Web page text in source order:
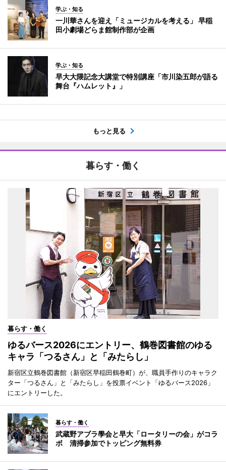
学ぶ・知る
一川華さんを迎え「ミュージカルを考える」 早稲
田小劇場どらま館制作部が企画
学ぶ・知る
早大大隈記念大講堂で特別講座「市川染五郎が語る
舞台『ハムレット』」
もっと見る
暮らす・働く
暮らす・働く
ゆるバース2026にエントリー、鶴巻図書館のゆる
キャラ「つるさん」と「みたらし」
新宿区立鶴巻図書館（新宿区早稲田鶴巻町）が、職員手作りのキャラク
ター「つるさん」と「みたらし」を投票イベント「ゆるバース2026」
にエントリーした。
暮らす・働く
武蔵野アブラ學会と早大「ロータリーの会」がコラ
ボ 清掃参加でトッピング無料券